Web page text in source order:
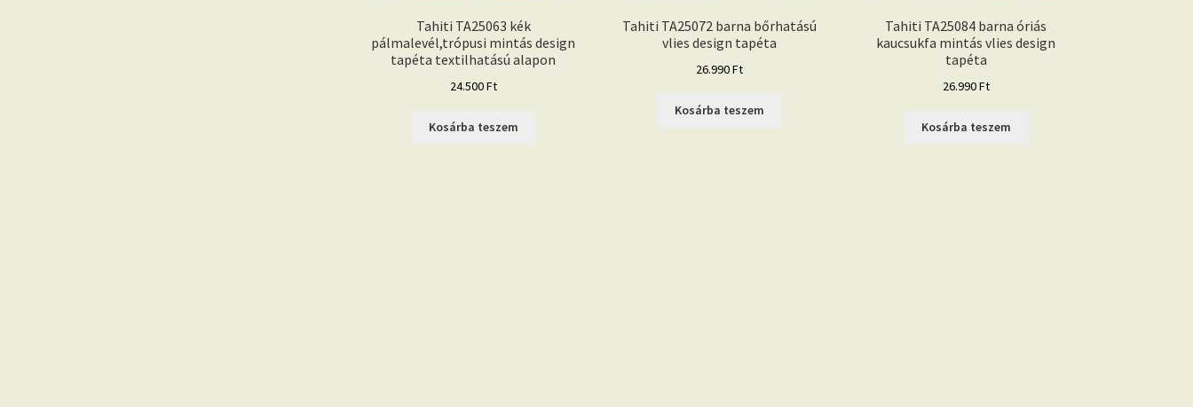
Tahiti TA25063 kék
pálmalevél,trópusi mintás design
tapéta textilhatású alapon
24.500Ft
Kosárba teszem
Tahiti TA25072 barna bőrhatású
vlies design tapéta
26.990Ft
Kosárba teszem
Tahiti TA25084 barna óriás
kaucsukfa mintás vlies design
tapéta
26.990Ft
Kosárba teszem